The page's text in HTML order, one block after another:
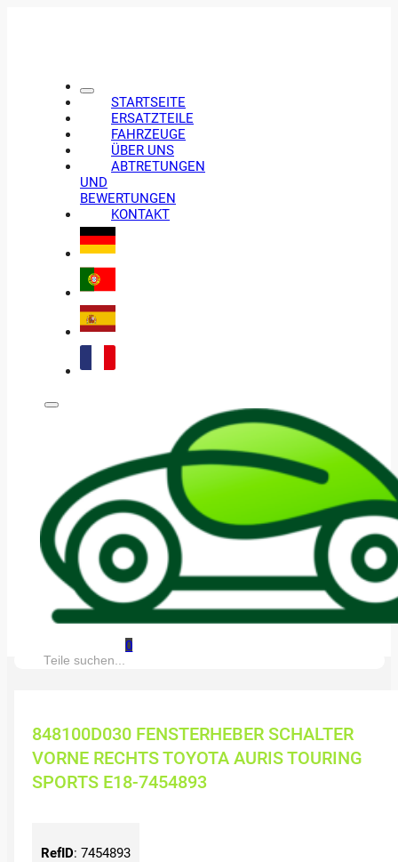
STARTSEITE
ERSATZTEILE
FAHRZEUGE
ÜBER UNS
ABTRETUNGEN
UND
BEWERTUNGEN
KONTAKT
0
Suche:
848100D030 FENSTERHEBER SCHALTER
VORNE RECHTS TOYOTA AURIS TOURING
SPORTS E18-7454893
RefID: 7454893